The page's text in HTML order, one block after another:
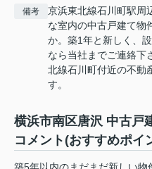
備考
京浜東北線石川町駅周
な室内の中古戸建て物
か。築1年と新しく、
なら当社までご連絡下
北線石川町付近の不動
す。
横浜市南区唐沢 中古戸
コメント(おすすめポイ